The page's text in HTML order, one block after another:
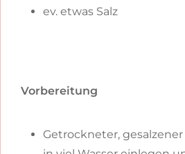
ev. etwas Salz
Vorbereitung
Getrockneter, gesalzener